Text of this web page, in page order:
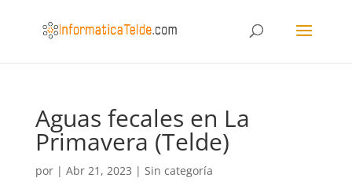
Aguas fecales en La
Primavera (Telde)
por | Abr 21, 2023 | Sin categoría